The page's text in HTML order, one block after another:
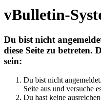
vBulletin-
Du bist nicht
diese Seite zu betreten.
sein:
Du bist nicht
Seite aus und versuche
Du hast keine